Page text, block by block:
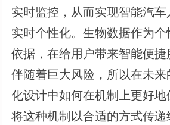
实时监控，从而实现智能汽
实时个性化。生物数据作为
依据，在给用户带来智能便
伴随着巨大风险，所以在未
化设计中如何在机制上更好
将这种机制以合适的方式传